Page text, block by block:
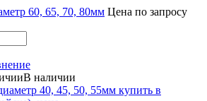
60, 65, 70, 80мм Цена по запросу
В наличии